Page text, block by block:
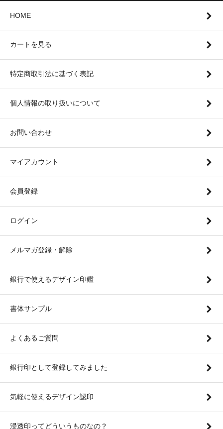
HOME
カートを見る
特定商取引法に基づく表記
個人情報の取り扱いについて
お問い合わせ
マイアカウント
会員登録
ログイン
メルマガ登録・解除
銀行で使えるデザイン印鑑
書体サンプル
よくあるご質問
銀行印として登録してみました
気軽に使えるデザイン認印
浸透印ってどういうものなの？